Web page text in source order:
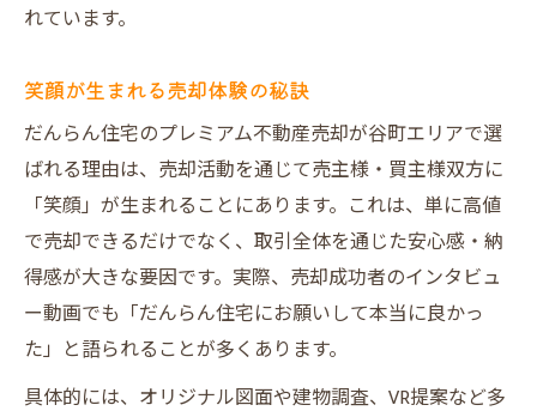
れています。
笑顔が生まれる売却体験の秘訣
だんらん住宅のプレミアム不動産売却が谷町エリアで選
ばれる理由は、売却活動を通じて売主様・買主様双方に
「笑顔」が生まれることにあります。これは、単に高値
で売却できるだけでなく、取引全体を通じた安心感・納
得感が大きな要因です。実際、売却成功者のインタビュ
ー動画でも「だんらん住宅にお願いして本当に良かっ
た」と語られることが多くあります。
具体的には、オリジナル図面や建物調査、VR提案など多